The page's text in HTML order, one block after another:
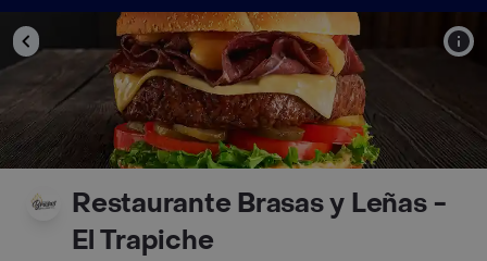
Restaurante Brasas y Leñas -
El Trapiche